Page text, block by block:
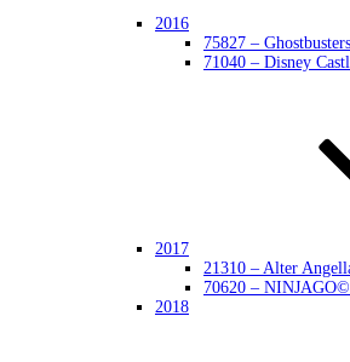
2016
75827 –
71040 – Disney
2017
21310 – Alter
70620 –
2018